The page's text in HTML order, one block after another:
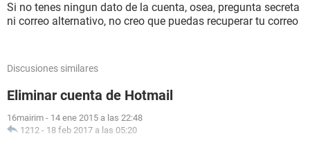
Si no tenes ningun dato de la cuenta, osea, pregunta secreta
ni correo alternativo, no creo que puedas recuperar tu correo
Discusiones similares
Eliminar cuenta de Hotmail
16mairim - 14 ene 2015 a las 22:48
1212 - 18 feb 2017 a las 05:20